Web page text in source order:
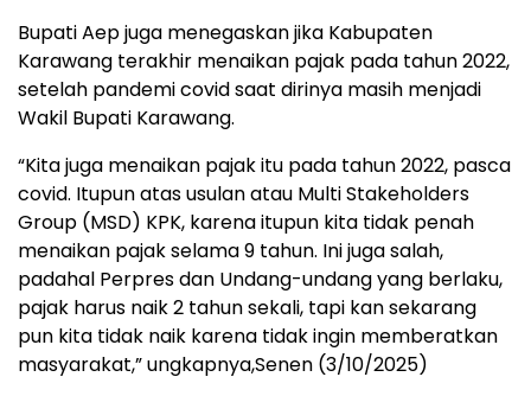
Bupati Aep juga menegaskan jika Kabupaten
Karawang terakhir menaikan pajak pada tahun 2022,
setelah pandemi covid saat dirinya masih menjadi
Wakil Bupati Karawang.
“Kita juga menaikan pajak itu pada tahun 2022, pasca
covid. Itupun atas usulan atau Multi Stakeholders
Group (MSD) KPK, karena itupun kita tidak penah
menaikan pajak selama 9 tahun. Ini juga salah,
padahal Perpres dan Undang-undang yang berlaku,
pajak harus naik 2 tahun sekali, tapi kan sekarang
pun kita tidak naik karena tidak ingin memberatkan
masyarakat,” ungkapnya,Senen (3/10/2025)